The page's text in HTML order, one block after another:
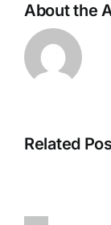
About the
Related